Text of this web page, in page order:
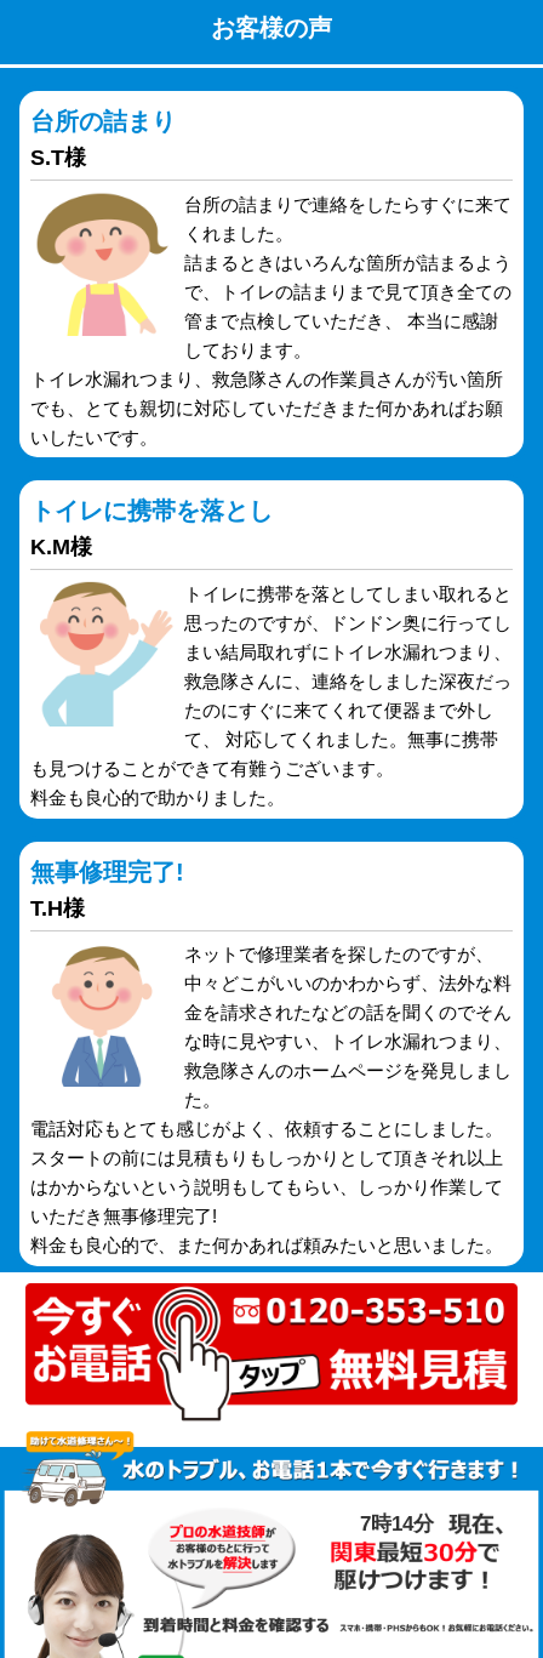
お客様の声
台所の詰まり
S.T様
台所の詰まりで連絡をしたらすぐに来て
くれました。
詰まるときはいろんな箇所が詰まるよう
で、トイレの詰まりまで見て頂き全ての
管まで点検していただき、 本当に感謝
しております。
トイレ水漏れつまり、救急隊さんの作業員さんが汚い箇所
でも、とても親切に対応していただきまた何かあればお願
いしたいです。
トイレに携帯を落とし
K.M様
トイレに携帯を落としてしまい取れると
思ったのですが、ドンドン奥に行ってし
まい結局取れずにトイレ水漏れつまり、
救急隊さんに、連絡をしました深夜だっ
たのにすぐに来てくれて便器まで外し
て、 対応してくれました。無事に携帯
も見つけることができて有難うございます。
料金も良心的で助かりました。
無事修理完了!
T.H様
ネットで修理業者を探したのですが、
中々どこがいいのかわからず、法外な料
金を請求されたなどの話を聞くのでそん
な時に見やすい、トイレ水漏れつまり、
救急隊さんのホームページを発見しまし
た。
電話対応もとても感じがよく、依頼することにしました。
スタートの前には見積もりもしっかりとして頂きそれ以上
はかからないという説明もしてもらい、しっかり作業して
いただき無事修理完了!
料金も良心的で、また何かあれば頼みたいと思いました。
7時14分